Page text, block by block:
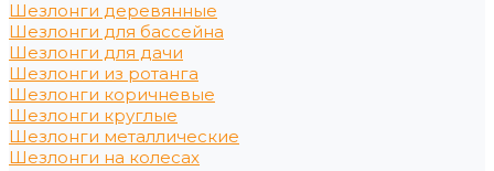
Шезлонги деревянные
Шезлонги для бассейна
Шезлонги для дачи
Шезлонги из ротанга
Шезлонги коричневые
Шезлонги круглые
Шезлонги металлические
Шезлонги на колесах